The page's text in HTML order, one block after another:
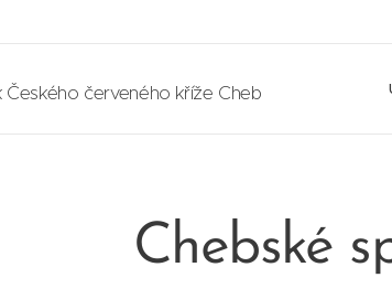
Českého červeného kříže Cheb
Chebské